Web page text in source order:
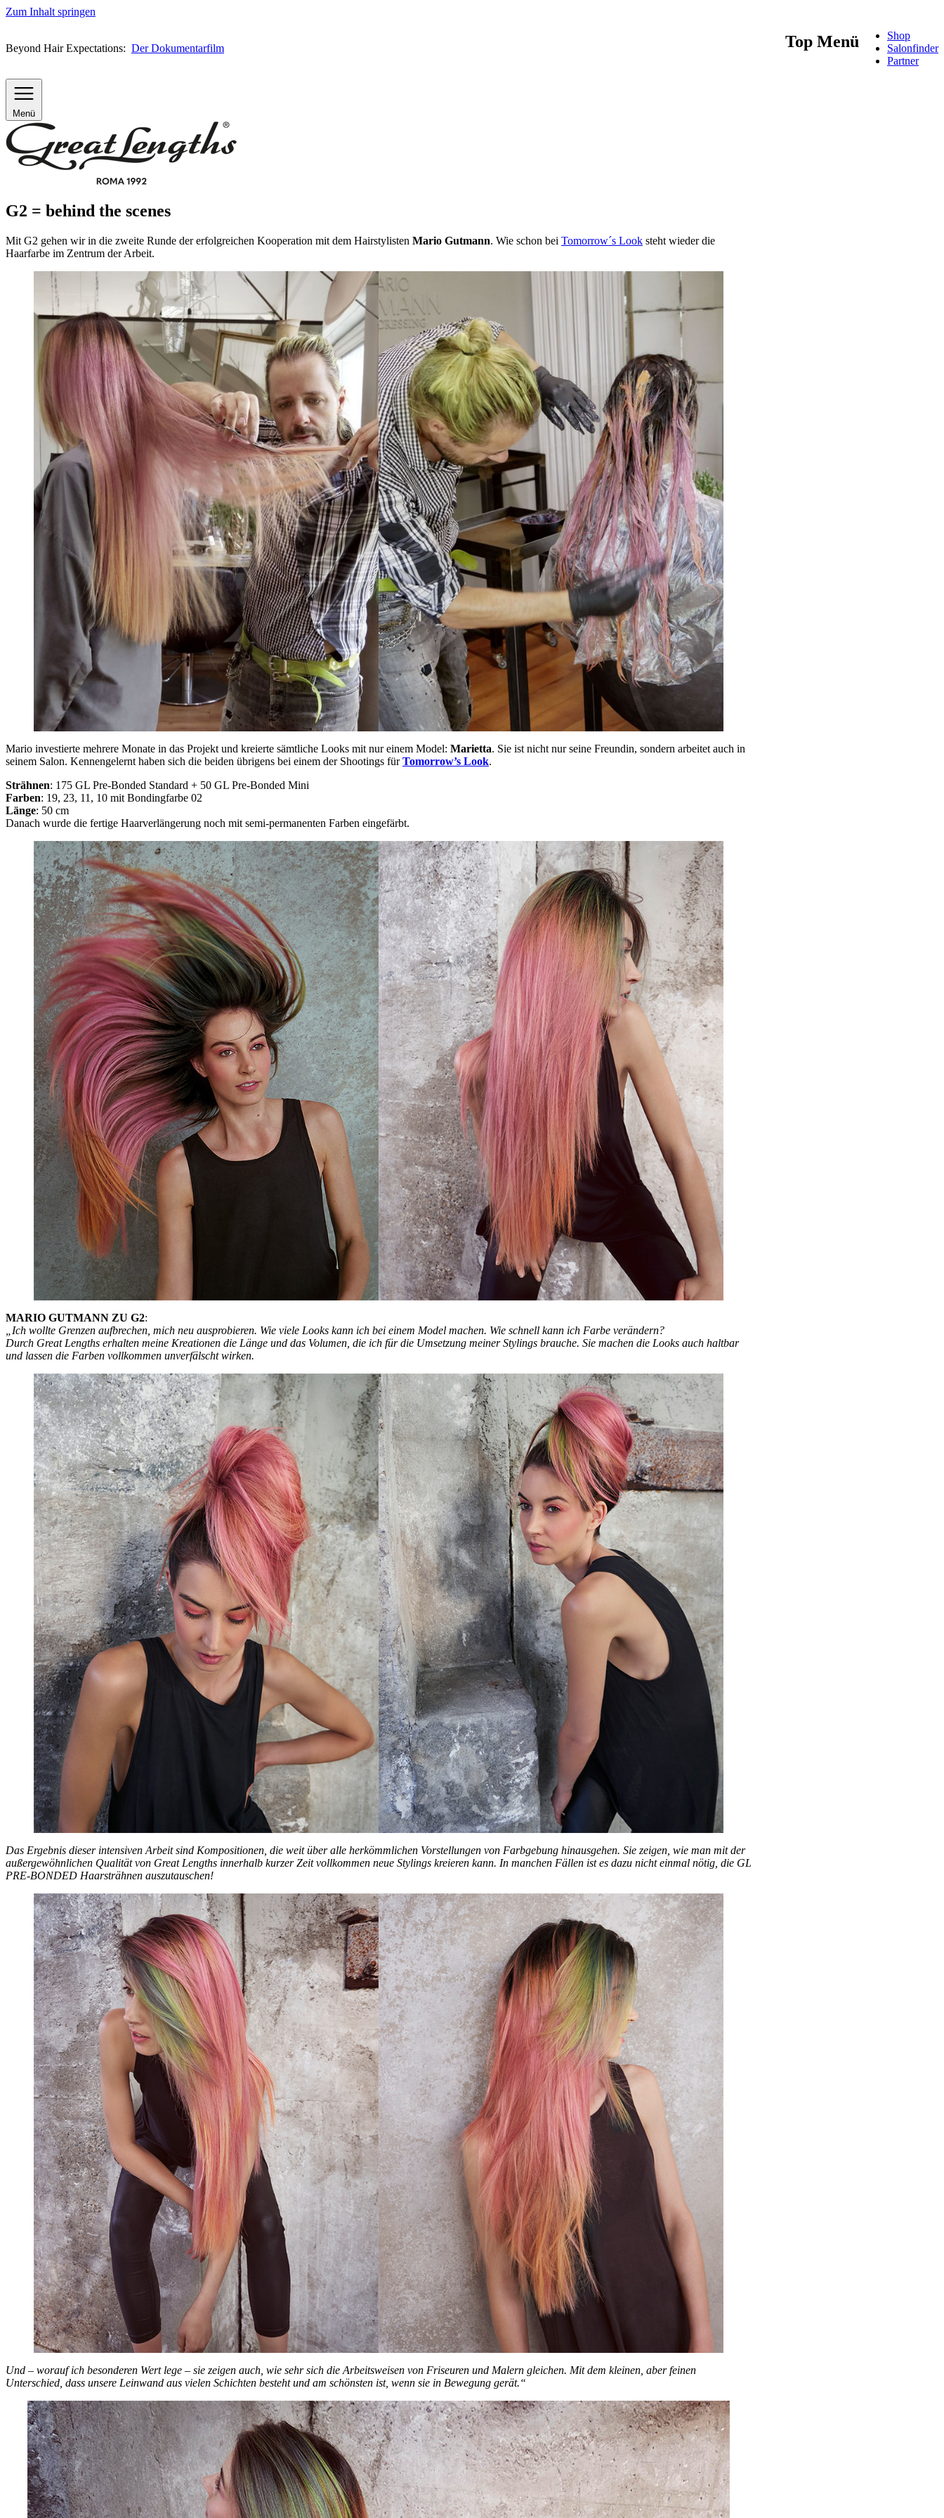
Zum Inhalt springen
Beyond Hair Expectations: Der Dokumentarfilm Top Menü
Shop
Salonfinder
Partner
Menü
G2 = behind the scenes
Mit G2 gehen wir in die zweite Runde der erfolgreichen Kooperation mit dem Hairstylisten Mario Gutmann. Wie schon bei Tomorrow´s Look steht wieder die
Haarfarbe im Zentrum der Arbeit.
Mario investierte mehrere Monate in das Projekt und kreierte sämtliche Looks mit nur einem Model: Marietta. Sie ist nicht nur seine Freundin, sondern arbeitet auch in
seinem Salon. Kennengelernt haben sich die beiden übrigens bei einem der Shootings fürTomorrow’s Look.
Strähnen: 175 GL Pre-Bonded Standard + 50 GL Pre-Bonded Mini
Farben: 19, 23, 11, 10 mit Bondingfarbe 02
Länge: 50 cm
Danach wurde die fertige Haarverlängerung noch mit semi-permanenten Farben eingefärbt.
MARIO GUTMANN ZU G2:
„Ich wollte Grenzen aufbrechen, mich neu ausprobieren. Wie viele Looks kann ich bei einem Model machen. Wie schnell kann ich Farbe verändern?
Durch Great Lengths erhalten meine Kreationen die Länge und das Volumen, die ich für die Umsetzung meiner Stylings brauche. Sie machen die Looks auch haltbar
und lassen die Farben vollkommen unverfälscht wirken.
Das Ergebnis dieser intensiven Arbeit sind Kompositionen, die weit über alle herkömmlichen Vorstellungen von Farbgebung hinausgehen. Sie zeigen, wie man mit der
außergewöhnlichen Qualität von Great Lengths innerhalb kurzer Zeit vollkommen neue Stylings kreieren kann. In manchen Fällen ist es dazu nicht einmal nötig, die GL
PRE-BONDED Haarsträhnen auszutauschen!
Und – worauf ich besonderen Wert lege – sie zeigen auch, wie sehr sich die Arbeitsweisen von Friseuren und Malern gleichen. Mit dem kleinen, aber feinen
Unterschied, dass unsere Leinwand aus vielen Schichten besteht und am schönsten ist, wenn sie in Bewegung gerät.“